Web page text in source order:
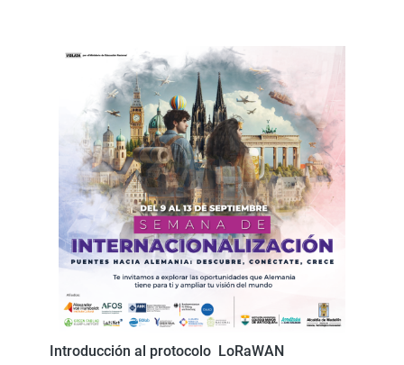
Introducción al protocolo LoRaWAN